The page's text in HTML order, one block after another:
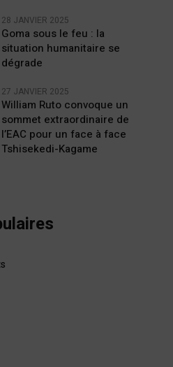
28 JANVIER 2025
Goma sous le feu : la
situation humanitaire se
dégrade
27 JANVIER 2025
William Ruto convoque un
sommet extraordinaire de
l’EAC pour un face à face
Tshisekedi-Kagame